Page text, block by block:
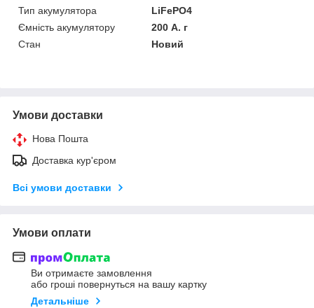
Тип акумулятора
LiFePO4
Ємність акумулятору
200 А. г
Стан
Новий
Умови доставки
Нова Пошта
Доставка кур'єром
Всі умови доставки
Умови оплати
Ви отримаєте замовлення
або гроші повернуться на вашу картку
Детальніше